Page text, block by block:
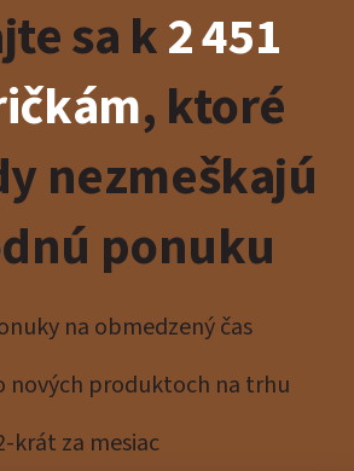
sa k2 451
, ktoré
nezmeškajú
ponuku
na obmedzený čas
nových produktoch na trhu
krát za mesiac